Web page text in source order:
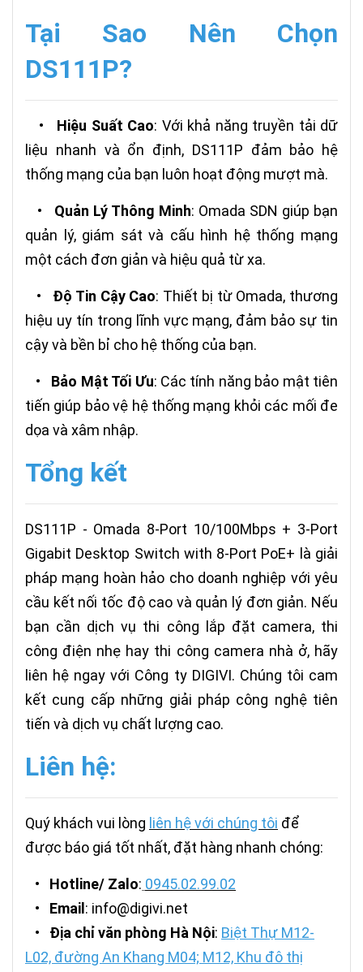
Tại Sao Nên Chọn
DS111P?
• Hiệu Suất Cao: Với khả năng truyền tải dữ
liệu nhanh và ổn định, DS111P đảm bảo hệ
thống mạng của bạn luôn hoạt động mượt mà.
• Quản Lý Thông Minh: Omada SDN giúp bạn
quản lý, giám sát và cấu hình hệ thống mạng
một cách đơn giản và hiệu quả từ xa.
• Độ Tin Cậy Cao: Thiết bị từ Omada, thương
hiệu uy tín trong lĩnh vực mạng, đảm bảo sự tin
cậy và bền bỉ cho hệ thống của bạn.
• Bảo Mật Tối Ưu: Các tính năng bảo mật tiên
tiến giúp bảo vệ hệ thống mạng khỏi các mối đe
dọa và xâm nhập.
Tổng kết
DS111P - Omada 8-Port 10/100Mbps + 3-Port
Gigabit Desktop Switch with 8-Port PoE+ là giải
pháp mạng hoàn hảo cho doanh nghiệp với yêu
cầu kết nối tốc độ cao và quản lý đơn giản. Nếu
bạn cần dịch vụ thi công lắp đặt camera, thi
công điện nhẹ hay thi công camera nhà ở, hãy
liên hệ ngay với Công ty DIGIVI. Chúng tôi cam
kết cung cấp những giải pháp công nghệ tiên
tiến và dịch vụ chất lượng cao.
Liên hệ:
Quý khách vui lòng liên hệ với chúng tôi để
được báo giá tốt nhất, đặt hàng nhanh chóng:
• Hotline/ Zalo: 0945.02.99.02
• Email : info@digivi.net
• Địa chỉ văn phòng Hà Nội: Biệt Thự M12-
L02, đường An Khang M04; M12, Khu đô thị